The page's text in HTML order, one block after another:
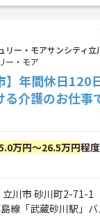
リー・モアサンシティ立
ー・モア
】年間休日
る介護のお仕
万円～26.5万円程
立川市 砂川町2-71-1
線「武蔵砂川駅」